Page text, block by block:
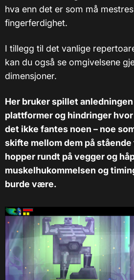
hva enn det er som må
fingerferdighet.
I tillegg til det vanlige
kan du også se omgivelsene
dimensjoner.
Her bruker spillet
plattformer og hindringer
det ikke fantes noen – noe
skifte mellom dem på stående
hopper rundt på vegger og
muskelhukommelsen og
burde være.